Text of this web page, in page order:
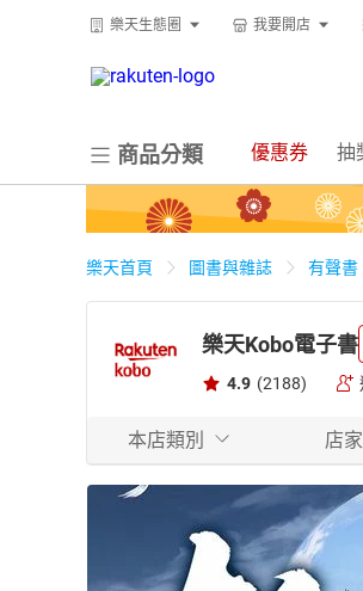
樂天生態圈 我要開店
商品分類 優惠券 抽
樂天首頁 圖書與雜誌 有聲書
樂天Kobo電子書
4.9 (2188)
本店類別 店